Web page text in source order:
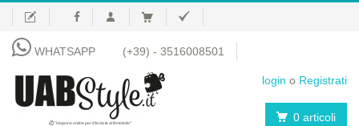
WHATSAPP (+39) - 3516008501
login o Registrati
"Negozio online per il fai da te al femminile" 0 articoli